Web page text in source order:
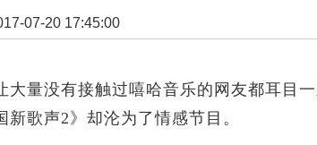
07-20 17:45:00
量没有接触过嘻哈音乐的网友都耳目一
歌声2》却沦为了情感节目。